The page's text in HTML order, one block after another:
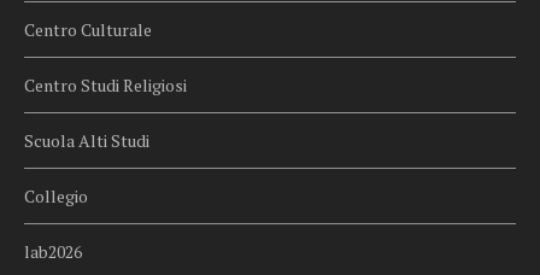
Centro Culturale
Centro Studi Religiosi
Scuola Alti Studi
Collegio
lab2026